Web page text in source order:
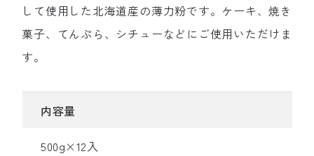
して使用した北海道産の薄力粉です。ケーキ、焼き
菓子、てんぷら、シチューなどにご使用いただけま
す。
内容量
500g×12入